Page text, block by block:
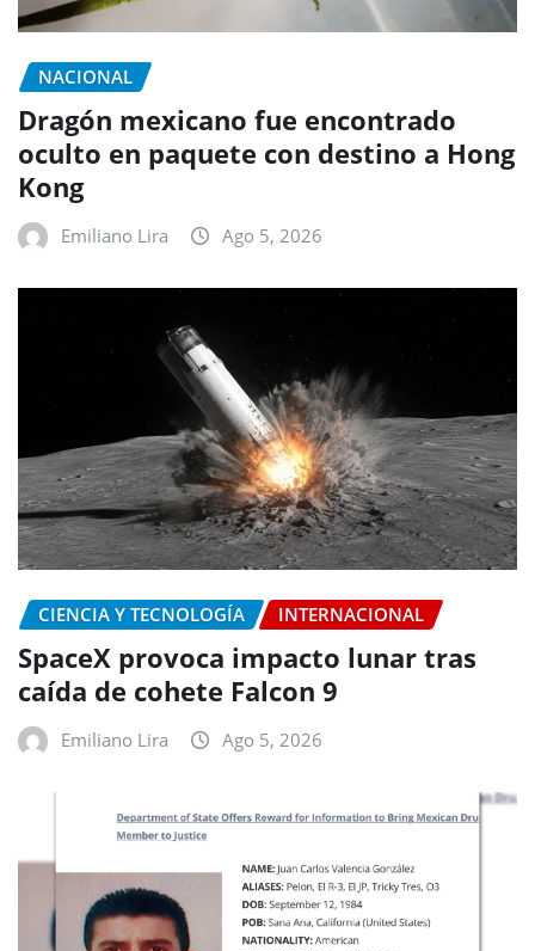
NACIONAL
Dragón mexicano fue encontrado
oculto en paquete con destino a Hong
Kong
Emiliano Lira Ago 5, 2026
CIENCIA Y TECNOLOGÍA INTERNACIONAL
SpaceX provoca impacto lunar tras
caída de cohete Falcon 9
Emiliano Lira Ago 5, 2026